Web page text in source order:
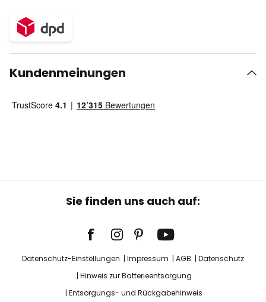
Kundenmeinungen
Sie finden uns auch auf:
Datenschutz-Einstellungen Impressum AGB
Datenschutz
Hinweis zur Batterieentsorgung
Entsorgungs- und Rückgabehinweis